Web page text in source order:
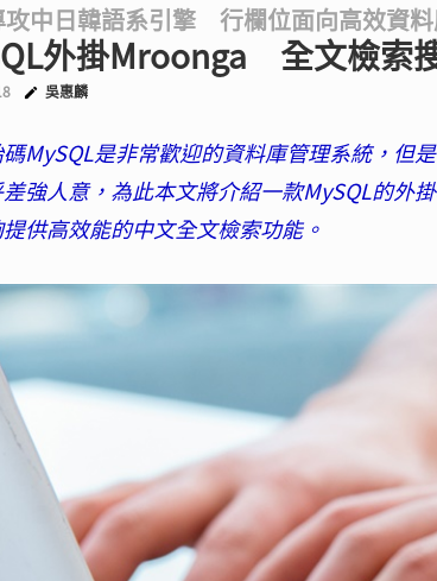
攻中日韓語系引擎 行欄位面向高效資料
外掛Mroonga 全文檢索
吳惠麟
MySQL是非常歡迎的資料庫管理系統，但
強人意，為此本文將介紹一款MySQL的外
供高效能的中文全文檢索功能。